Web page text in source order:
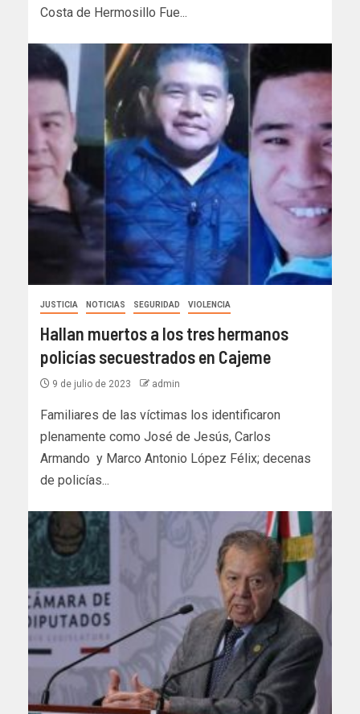
Costa de Hermosillo Fue...
JUSTICIA NOTICIAS SEGURIDAD VIOLENCIA
Hallan muertos a los tres hermanos
policías secuestrados en Cajeme
9 de julio de 2023 admin
Familiares de las víctimas los identificaron
plenamente como José de Jesús, Carlos
Armando y Marco Antonio López Félix; decenas
de policías...